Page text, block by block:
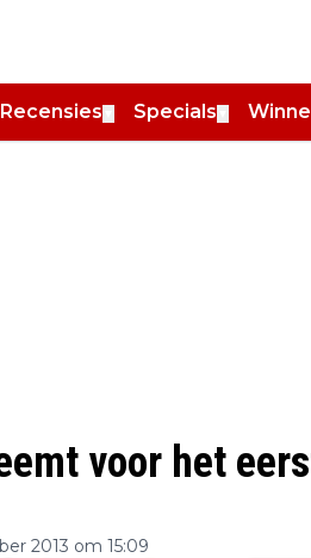
Recensies Specials
voor het
2013 om 15:09